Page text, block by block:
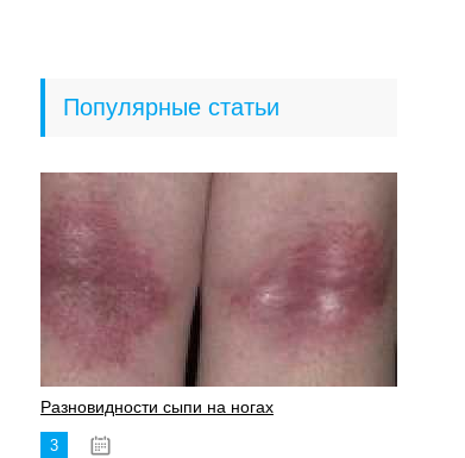
Популярные статьи
Разновидности сыпи на ногах
3